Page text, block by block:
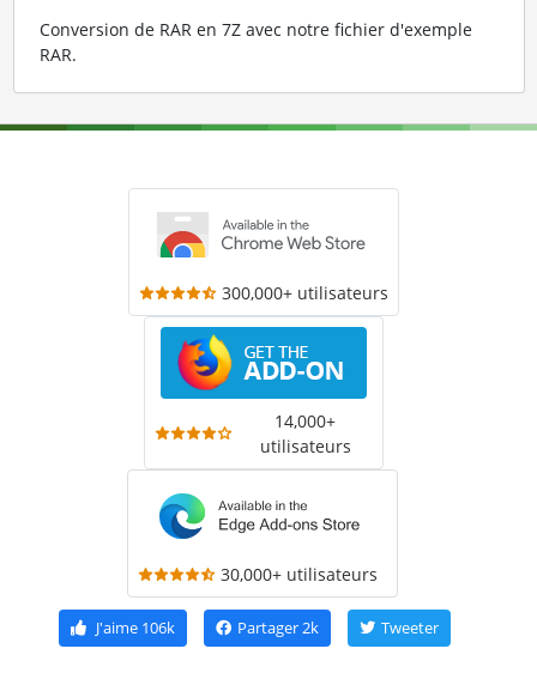
Conversion de RAR en 7Z avec notre fichier d'exemple
RAR.
300,000+ utilisateurs
14,000+
utilisateurs
30,000+ utilisateurs
J'aime106k Partager 2k Tweeter